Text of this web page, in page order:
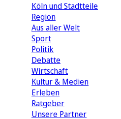
Köln und Stadtteile
Region
Aus aller Welt
Sport
Politik
Debatte
Wirtschaft
Kultur & Medien
Erleben
Ratgeber
Unsere Partner